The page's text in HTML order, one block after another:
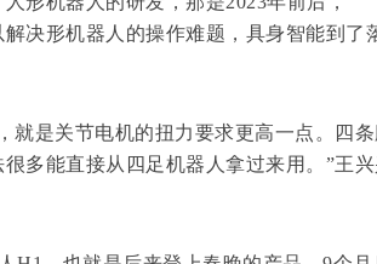
决形机器人的操作难题，具身智能到了
是关节电机的扭力要求更高一点。四
多能直接从四足机器人拿过来用。”王兴